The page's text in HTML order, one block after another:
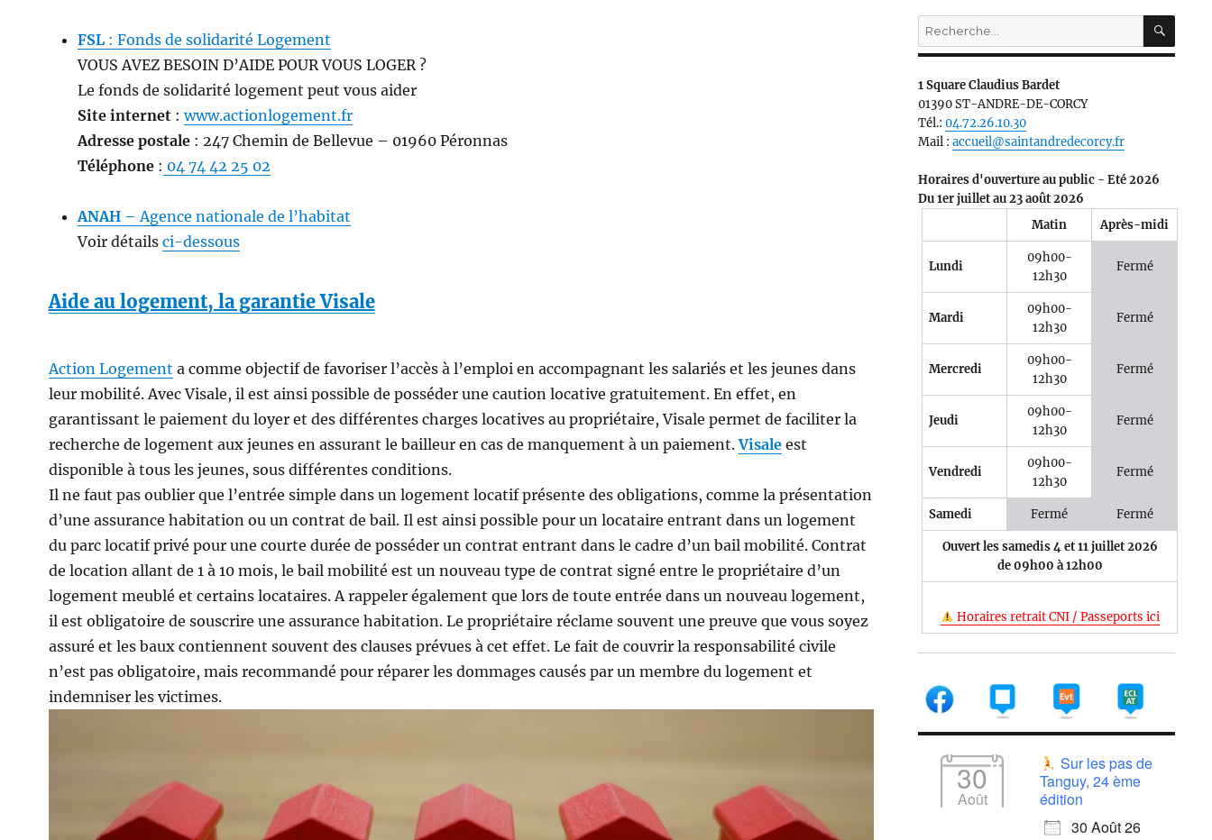
FSL: Fonds de solidarité Logement
VOUS AVEZ BESOIN D’AIDE POUR VOUS LOGER ?
Le fonds de solidarité logement peut vous aider
Site internet:www.actionlogement.fr
Adresse postale: 247 Chemin de Bellevue – 01960 Péronnas
Téléphone: 04 74 42 25 02
ANAH– Agence nationale de l’habitat
Voir détails ci-dessous
Aide au logement, la garantie Visale
Action Logement a comme objectif de favoriser l’accès à l’emploi en accompagnant les salariés et les jeunes dans
leur mobilité. Avec Visale, il est ainsi possible de posséder une caution locative gratuitement. En effet, en
garantissant le paiement du loyer et des différentes charges locatives au propriétaire, Visale permet de faciliter la
recherche de logement aux jeunes en assurant le bailleur en cas de manquement à un paiement.Visaleest
disponible à tous les jeunes, sous différentes conditions.
Il ne faut pas oublier que l’entrée simple dans un logement locatif présente des obligations, comme la présentation
d’une assurance habitation ou un contrat de bail. Il est ainsi possible pour un locataire entrant dans un logement
du parc locatif privé pour une courte durée de posséder un contrat entrant dans le cadre d’un bail mobilité. Contrat
de location allant de 1 à 10 mois, le bail mobilité est un nouveau type de contrat signé entre le propriétaire d’un
logement meublé et certains locataires. A rappeler également que lors de toute entrée dans un nouveau logement,
il est obligatoire de souscrire une assurance habitation. Le propriétaire réclame souvent une preuve que vous soyez
assuré et les baux contiennent souvent des clauses prévues à cet effet. Le fait de couvrir la responsabilité civile
n’est pas obligatoire, mais recommandé pour réparer les dommages causés par un membre du logement et
indemniser les victimes.
Recherche
pour :
1 Square Claudius Bardet
01390 ST-ANDRE-DE-CORCY
Tél.:04.72.26.10.30
Mail :accueil@saintandredecorcy.fr
Horaires d'ouverture au public - Eté 2026
Du 1er juillet au 23 août 2026
Matin
Après-midi
Lundi
09h00-
12h30
Fermé
Mardi
09h00-
12h30
Fermé
Mercredi
09h00-
12h30
Fermé
Jeudi
09h00-
12h30
Fermé
Vendredi
09h00-
12h30
Fermé
Samedi Fermé Fermé
Ouvert les samedis 4 et 11 juillet 2026
de 09h00 à 12h00
Horaires retrait CNI / Passeports ici
30
Août
Sur les pas de
Tanguy, 24 ème
édition
30 Août 26